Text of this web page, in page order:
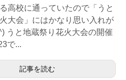
高校に通っていたので「うと
大会」にはかなり思い入れが
うと地蔵祭り花火大会の開催
で...
記事を読む